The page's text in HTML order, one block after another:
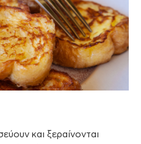
και ξεραίνονται